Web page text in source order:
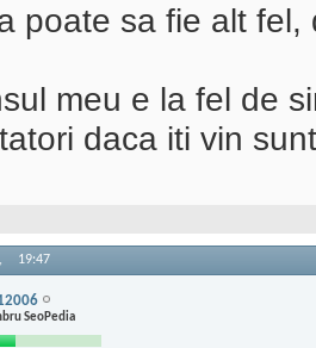
poate sa fie alt
meu e la fel de
daca iti vin
19:47
SeoPedia